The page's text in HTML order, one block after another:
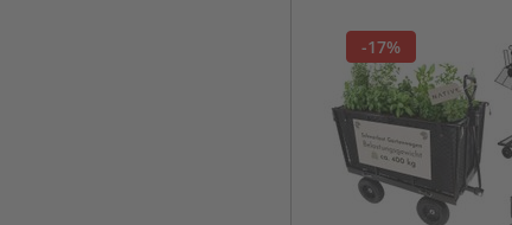
-17%